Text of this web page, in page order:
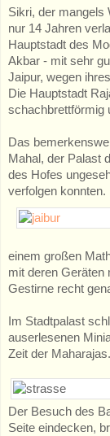
Sikri, der mangels
nur 14 Jahren
Hauptstadt des
Akbar - mit sehr
Jaipur, wegen
Die Hauptstadt
schachbrettförmig
Das
Mahal, der Palast
des Hofes
verfolgen konnten.
einem großen
mit deren Geräten
Gestirne recht
Im Stadtpalast
auserlesenen
Zeit der Maharajas.
Der Besuch des
Seite eindecken,